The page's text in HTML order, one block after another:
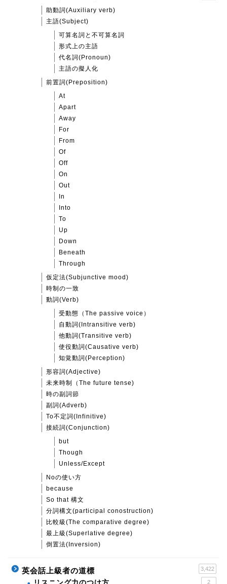
助動詞(Auxiliary verb)
主語(Subject)
可算名詞と不可算名詞
形式上の主語
代名詞(Pronoun)
主語の擬人化
前置詞(Preposition)
At
Apart
Away
For
From
Of
Off
On
Out
In
Into
To
Up
Down
Beneath
Through
仮定法(Subjunctive mood)
時制の一致
動詞(Verb)
受動態（The passive voice）
自動詞(Intransitive verb)
他動詞(Transitive verb)
使役動詞(Causative verb)
知覚動詞(Perception)
形容詞(Adjective)
未来時制（The future tense)
時の副詞節
副詞(Adverb)
To不定詞(Infinitive)
接続詞(Conjunction)
but
Though
Unless/Except
Noの使い方
because
So that 構文
分詞構文(participal conostruction)
比較級(The comparative degree)
最上級(Superlative degree)
倒置法(Inversion)
英会話上級者の道標 3,422
2